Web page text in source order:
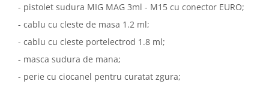
- pistolet sudura MIG MAG 3ml - M15 cu conector EURO;
- cablu cu cleste de masa 1.2 ml;
- cablu cu cleste portelectrod 1.8 ml;
- masca sudura de mana;
- perie cu ciocanel pentru curatat zgura;